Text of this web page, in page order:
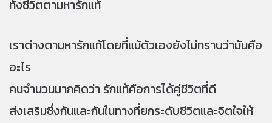
ทั้งชีวิตตามหารักแท้
เราต่างตามหารักแท้โดยที่แม้ตัวเองยังไม่ทราบว่ามันคือ
อะไร
คนจำนวนมากคิดว่า รักแท้คือการได้คู่ชีวิตที่ดี
ส่งเสริมซึ่งกันและกันในทางที่ยกระดับชีวิตและจิตใจให้